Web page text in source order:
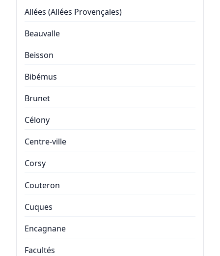
Allées (Allées Provençales)
Beauvalle
Beisson
Bibémus
Brunet
Célony
Centre-ville
Corsy
Couteron
Cuques
Encagnane
Facultés